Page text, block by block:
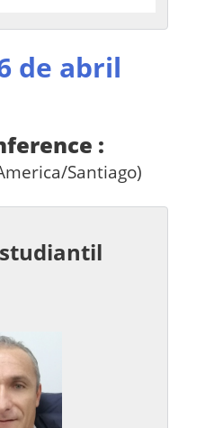
de abril
:
Santiago)